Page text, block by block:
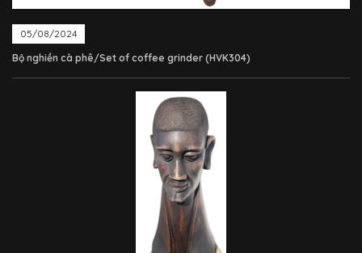
05/08/2024
Bộ nghiền cà phê/Set of coffee grinder (HVK304)